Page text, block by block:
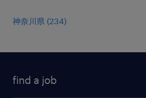
神奈川県 (234)
find a job